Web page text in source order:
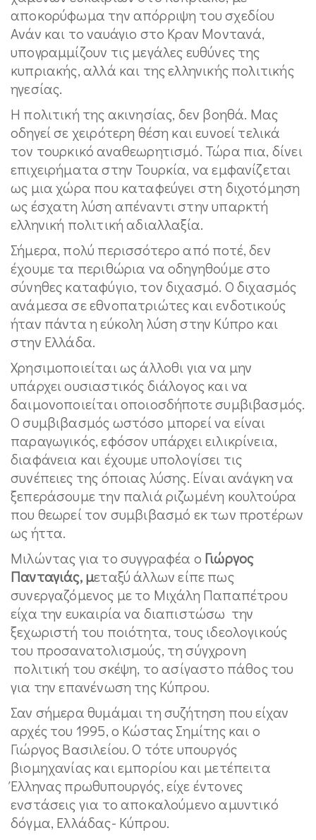
αποκορύφωμα την απόρριψη του σχεδίου
Ανάν και το ναυάγιο στο Κραν Μοντανά,
υπογραμμίζουν τις μεγάλες ευθύνες της
κυπριακής, αλλά και της ελληνικής πολιτικής
ηγεσίας.
Η πολιτική της ακινησίας, δεν βοηθά. Μας
οδηγεί σε χειρότερη θέση και ευνοεί τελικά
τον τουρκικό αναθεωρητισμό. Τώρα πια, δίνει
επιχειρήματα στην Τουρκία, να εμφανίζεται
ως μια χώρα που καταφεύγει στη διχοτόμηση
ως έσχατη λύση απέναντι στην υπαρκτή
ελληνική πολιτική αδιαλλαξία.
Σήμερα, πολύ περισσότερο από ποτέ, δεν
έχουμε τα περιθώρια να οδηγηθούμε στο
σύνηθες καταφύγιο, τον διχασμό. Ο διχασμός
ανάμεσα σε εθνοπατριώτες και ενδοτικούς
ήταν πάντα η εύκολη λύση στην Κύπρο και
στην Ελλάδα.
Χρησιμοποιείται ως άλλοθι για να μην
υπάρχει ουσιαστικός διάλογος και να
δαιμονοποιείται οποιοσδήποτε συμβιβασμός.
Ο συμβιβασμός ωστόσο μπορεί να είναι
παραγωγικός, εφόσον υπάρχει ειλικρίνεια,
διαφάνεια και έχουμε υπολογίσει τις
συνέπειες της όποιας λύσης. Είναι ανάγκη να
ξεπεράσουμε την παλιά ριζωμένη κουλτούρα
που θεωρεί τον συμβιβασμό εκ των προτέρων
ως ήττα.
Μιλώντας για το συγγραφέα ο Γιώργος
Πανταγιάς, μεταξύ άλλων είπε πως
συνεργαζόμενος με το Μιχάλη Παπαπέτρου
είχα την ευκαιρία να διαπιστώσω την
ξεχωριστή του ποιότητα, τους ιδεολογικούς
του προσανατολισμούς, τη σύγχρονη
πολιτική του σκέψη, το ασίγαστο πάθος του
για την επανένωση της Κύπρου.
Σαν σήμερα θυμάμαι τη συζήτηση που είχαν
αρχές του 1995, ο Κώστας Σημίτης και ο
Γιώργος Βασιλείου. Ο τότε υπουργός
βιομηχανίας και εμπορίου και μετέπειτα
Έλληνας πρωθυπουργός, είχε έντονες
ενστάσεις για το αποκαλούμενο αμυντικό
δόγμα, Ελλάδας- Κύπρου.